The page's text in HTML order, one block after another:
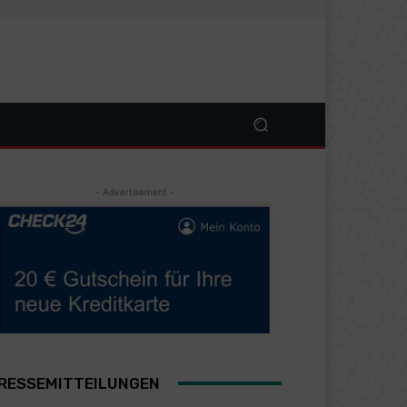
- Advertisement -